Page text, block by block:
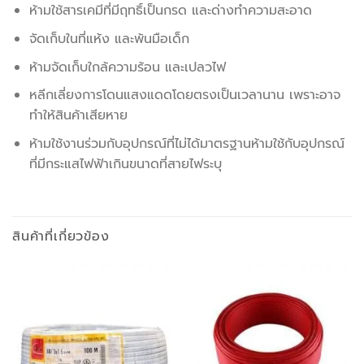
ห้ามใช้สารเคมีที่มีฤทธิ์เป็นกรด และด่างทำความสะอาด
จัดเก็บในที่แห้ง และพ้นมือเด็ก
ห้ามจัดเก็บใกล้ความร้อน และเปลวไฟ
หลีกเลี่ยงการโดนแสงแดดโดยตรงเป็นเวลานาน เพราะอาจ
ทำให้สินค้าเสียหาย
ห้ามใช้งานร่วมกับอุปกรณ์ที่ไม่ได้มาตรฐานห้ามใช้กับอุปกรณ์
ที่มีกระแสไฟฟ้าเกินขนาดที่สายไฟระบุ
สินค้าที่เกี่ยวข้อง